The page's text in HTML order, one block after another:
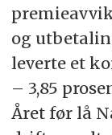
og
leverte et
– 3,85
Året før lå